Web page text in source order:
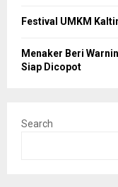
Festival UMKM
Menaker Beri
Siap Dicopot
Search